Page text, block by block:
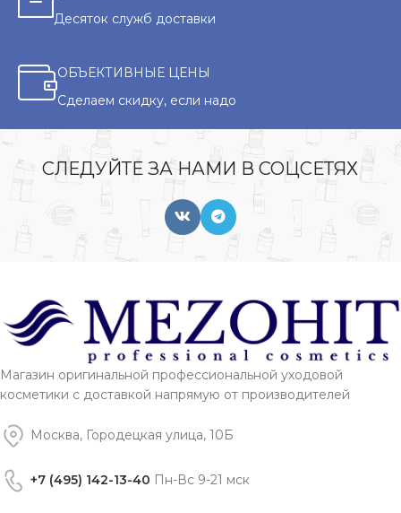
Десяток служб доставки
ОБЪЕКТИВНЫЕ ЦЕНЫ
Сделаем скидку, если надо
СЛЕДУЙТЕ ЗА НАМИ В СОЦСЕТЯХ
Магазин оригинальной профессиональной уходовой
косметики с доставкой напрямую от производителей
Москва, Городецкая улица, 10Б
+7 (495) 142-13-40 Пн-Вс 9-21 мск